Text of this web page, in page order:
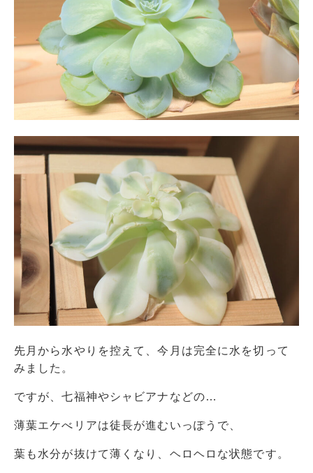
先月から水やりを控えて、今月は完全に水を切って
みました。
ですが、七福神やシャビアナなどの…
薄葉エケべリアは徒長が進むいっぽうで、
葉も水分が抜けて薄くなり、ヘロヘロな状態です。